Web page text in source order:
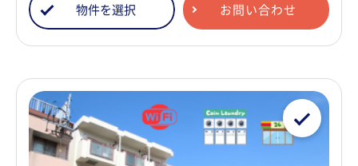
物件を選択 お問い合わせ